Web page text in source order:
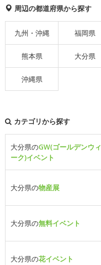
周辺の都道府県から探す
九州・沖縄 福岡県
熊本県 大分県
沖縄県
カテゴリから探す
大分県のGW(ゴールデンウィ
ーク)イベント
大分県の物産展
大分県の無料イベント
大分県の花イベント